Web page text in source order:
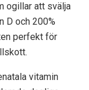
ogillar att svälja
D och 200%
perfekt för
vitamin